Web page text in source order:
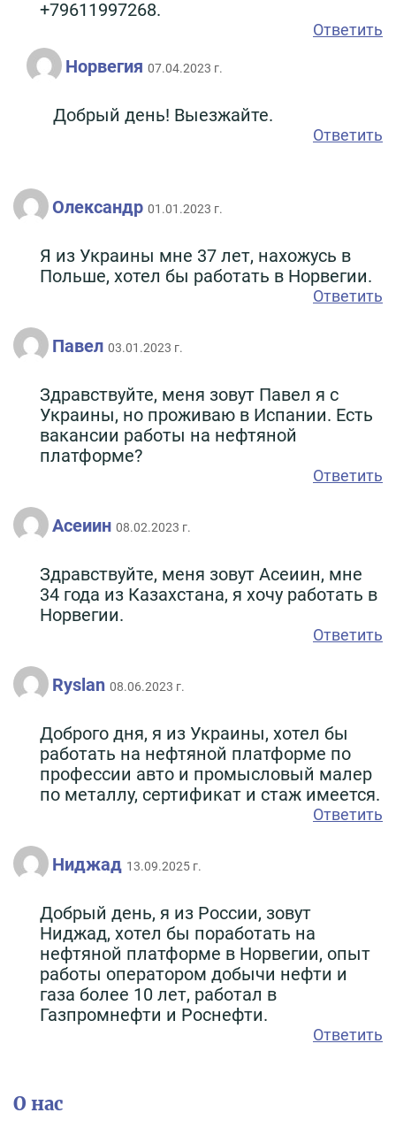
+79611997268.
Ответить
Норвегия 07.04.2023 г.
Добрый день! Выезжайте.
Ответить
Олександр 01.01.2023 г.
Я из Украины мне 37 лет, нахожусь в
Польше, хотел бы работать в Норвегии.
Ответить
Павел 03.01.2023 г.
Здравствуйте, меня зовут Павел я с
Украины, но проживаю в Испании. Есть
вакансии работы на нефтяной
платформе?
Ответить
Асеиин 08.02.2023 г.
Здравствуйте, меня зовут Асеиин, мне
34 года из Казахстана, я хочу работать в
Норвегии.
Ответить
Ryslan 08.06.2023 г.
Доброго дня, я из Украины, хотел бы
работать на нефтяной платформе по
профессии авто и промысловый малер
по металлу, сертификат и стаж имеется.
Ответить
Ниджад 13.09.2025 г.
Добрый день, я из России, зовут
Ниджад, хотел бы поработать на
нефтяной платформе в Норвегии, опыт
работы оператором добычи нефти и
газа более 10 лет, работал в
Газпромнефти и Роснефти.
Ответить
О нас